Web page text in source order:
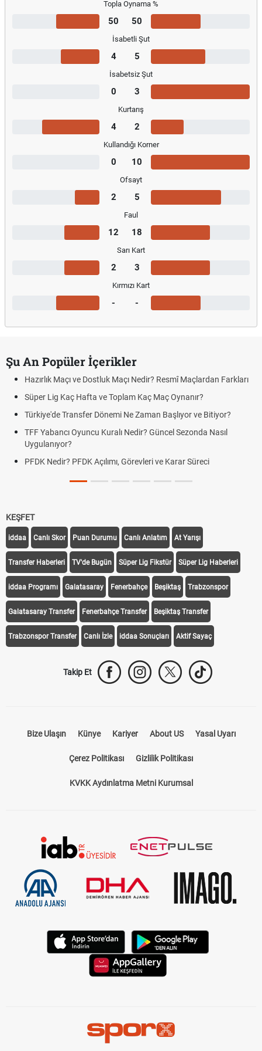
Topla Oynama %
50 50
İsabetli Şut
4 5
İsabetsiz Şut
0 3
Kurtarış
4 2
Kullandığı Korner
0 10
Ofsayt
2 5
Faul
12 18
Sarı Kart
2 3
Kırmızı Kart
- -
Şu An Popüler İçerikler
Hazırlık Maçı ve Dostluk Maçı Nedir? Resmî Maçlardan Farkları
Süper Lig Kaç Hafta ve Toplam Kaç Maç Oynanır?
Türkiye'de Transfer Dönemi Ne Zaman Başlıyor ve Bitiyor?
TFF Yabancı Oyuncu Kuralı Nedir? Güncel Sezonda Nasıl
Uygulanıyor?
PFDK Nedir? PFDK Açılımı, Görevleri ve Karar Süreci
KEŞFET
iddaa Canlı Skor Puan Durumu Canlı Anlatım At Yarışı
Transfer Haberleri TV'de Bugün Süper Lig Fikstür Süper Lig Haberleri
iddaa Programı Galatasaray Fenerbahçe Beşiktaş Trabzonspor
Galatasaray Transfer Fenerbahçe Transfer Beşiktaş Transfer
Trabzonspor Transfer Canlı İzle iddaa Sonuçları Aktif Sayaç
Takip Et
Bize Ulaşın Künye Kariyer About US Yasal Uyarı
Çerez Politikası Gizlilik Politikası
KVKK Aydınlatma Metni Kurumsal